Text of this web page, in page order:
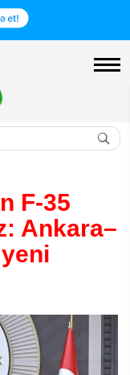
F-35
Ankara–